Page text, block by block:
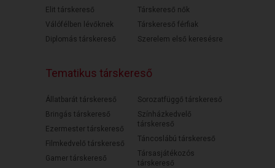
Elit társkereső
Válófélben lévőknek
Diplomás társkereső
Társkereső nők
Társkereső férfiak
Szerelem első keresésre
Tematikus társkereső
Állatbarát társkereső
Bringás társkereső
Ezermester társkereső
Filmkedvelő társkereső
Gamer társkereső
Sorozatfüggő társkereső
Színházkedvelő
társkereső
Táncoslábú társkereső
Társasjátékozós
társkereső